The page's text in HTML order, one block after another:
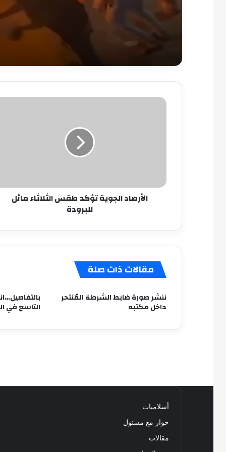
الأرصاد
الأرصاد الجوية تؤكد طقس الثلاثاء مائل
للبرودة
مقالات ذات صلة
ننشر صورة ضابط الشرطة المُنتحر
داخل مكتبه التاسع في
أسلاميات
حوار مع مسئول
مقالات